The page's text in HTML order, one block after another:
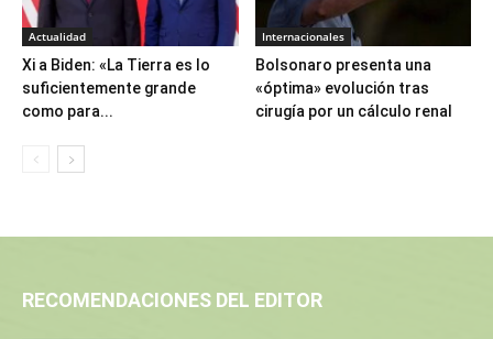
Actualidad
Xi a Biden: «La Tierra es lo
suficientemente grande
como para...
Internacionales
Bolsonaro presenta una
«óptima» evolución tras
cirugía por un cálculo renal
RECOMENDACIONES DEL EDITOR